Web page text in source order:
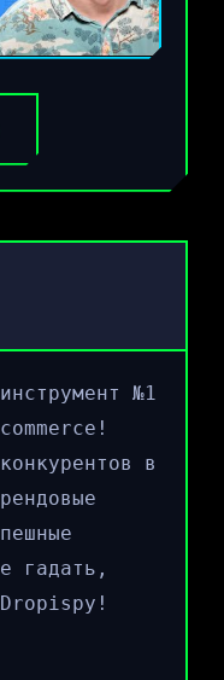
№1
в
гадать,